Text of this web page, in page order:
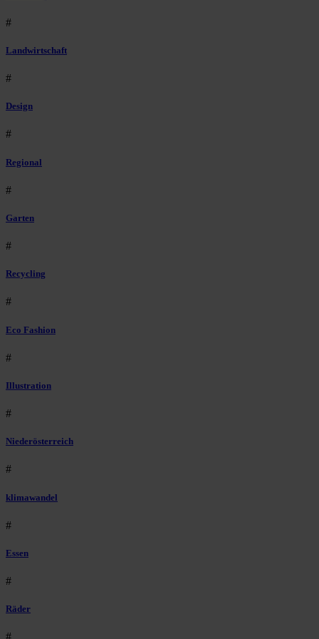
#
Landwirtschaft
#
Design
#
Regional
#
Garten
#
Recycling
#
Eco Fashion
#
Illustration
#
Niederösterreich
#
klimawandel
#
Essen
#
Räder